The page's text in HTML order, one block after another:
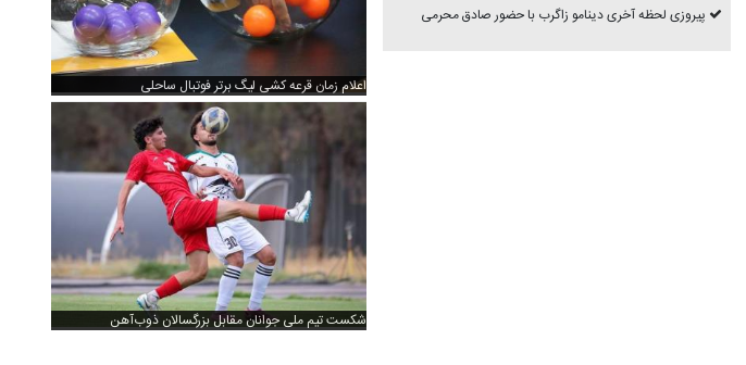
پیروزی لحظه آخری دینامو زاگرب با حضور صادق محرمی
اعلام زمان قرعه کشی لیگ برتر فوتبال ساحلی
شکست تیم ملی جوانان مقابل بزرگسالان ذوب‌آهن